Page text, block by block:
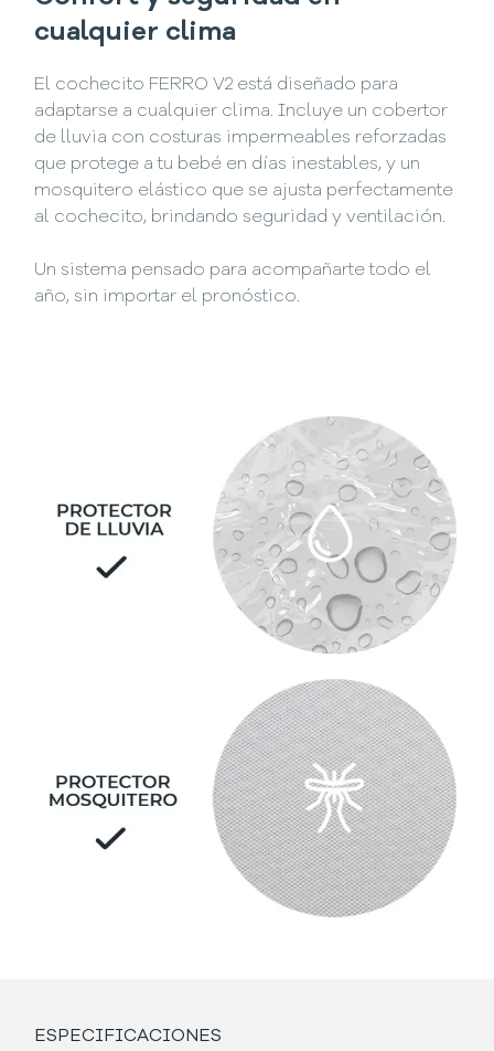
cualquier clima
El cochecito FERRO V2 está diseñado para
adaptarse a cualquier clima. Incluye un cobertor
de lluvia con costuras impermeables reforzadas
que protege a tu bebé en días inestables, y un
mosquitero elástico que se ajusta perfectamente
al cochecito, brindando seguridad y ventilación.
Un sistema pensado para acompañarte todo el
año, sin importar el pronóstico.
ESPECIFICACIONES